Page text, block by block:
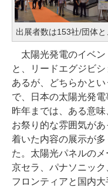
出展者数は153社/団体
太陽光発電のイベン
と、リードエグジビ
あるが、どちらかと
で、日本の太陽光発電
昨年までは、ある意味
お祭り的な雰囲気が
着いた内容の展示が
た。太陽光パネルのメ
京セラ、パナソニッ
フロンティアと国内